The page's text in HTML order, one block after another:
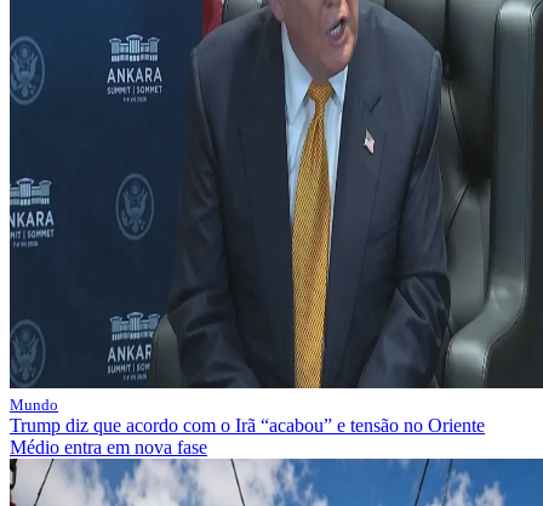
Mundo
Trump diz que acordo com o Irã “acabou” e tensão no Oriente
Médio entra em nova fase